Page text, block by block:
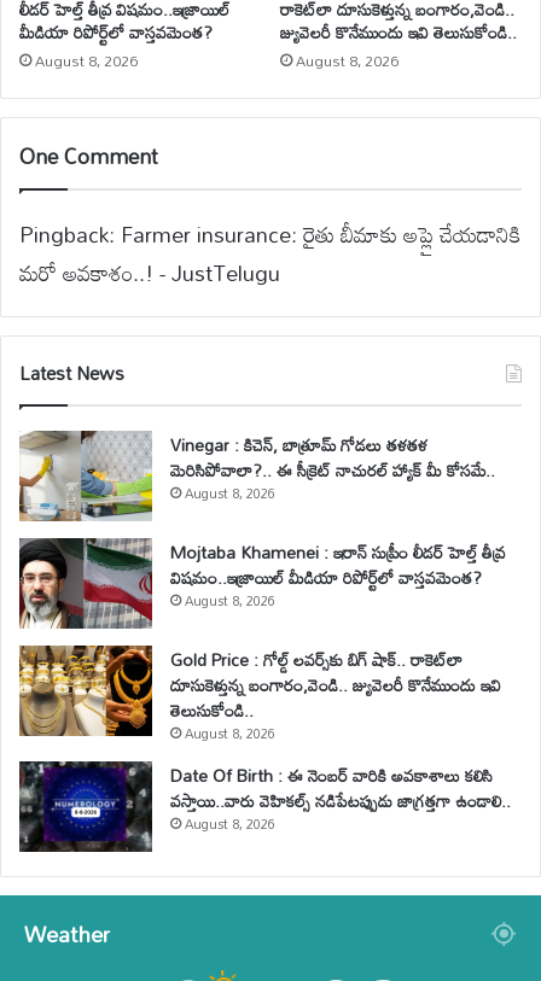
లీడర్ హెల్త్ తీవ్ర విషమం..ఇజ్రాయిల్
మీడియా రిపోర్ట్‌లో వాస్తవమెంత?
August 8, 2026
రాకెట్‌లా దూసుకెళ్తున్న బంగారం,వెండి..
జ్యువెలరీ కొనేముందు ఇవి తెలుసుకోండి..
August 8, 2026
One Comment
Pingback: Farmer insurance: రైతు బీమాకు అప్లై చేయడానికి
మరో అవకాశం..! - JustTelugu
Latest News
Vinegar : కిచెన్, బాత్రూమ్ గోడలు తళతళ
మెరిసిపోవాలా?.. ఈ సీక్రెట్ నాచురల్ హ్యాక్ మీ కోసమే..
August 8, 2026
Mojtaba Khamenei : ఇరాన్ సుప్రీం లీడర్ హెల్త్ తీవ్ర
విషమం..ఇజ్రాయిల్ మీడియా రిపోర్ట్‌లో వాస్తవమెంత?
August 8, 2026
Gold Price : గోల్డ్ లవర్స్‌కు బిగ్ షాక్.. రాకెట్‌లా
దూసుకెళ్తున్న బంగారం,వెండి.. జ్యువెలరీ కొనేముందు ఇవి
తెలుసుకోండి..
August 8, 2026
Date Of Birth : ఈ నెంబర్ వారికి అవకాశాలు కలిసి
వస్తాయి..వారు వెహికల్స్ నడిపేటప్పుడు జాగ్రత్తగా ఉండాలి..
August 8, 2026
Weather